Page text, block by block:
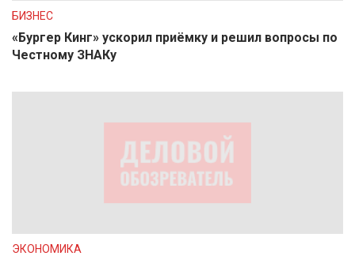
БИЗНЕС
«Бургер Кинг» ускорил приёмку и решил вопросы по
Честному ЗНАКу
ЭКОНОМИКА